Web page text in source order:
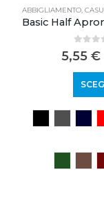
ABBIGLIAMENTO,
0 out
5,55€